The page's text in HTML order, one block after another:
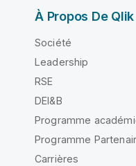
À Propos De Qlik
Société
Leadership
RSE
DEI&B
Programme
Programme
Carrières